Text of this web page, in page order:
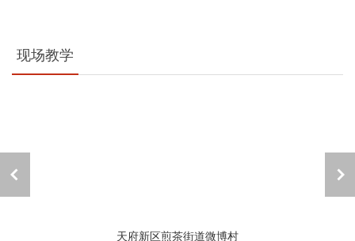
现场教学
天府新区煎茶街道微博村